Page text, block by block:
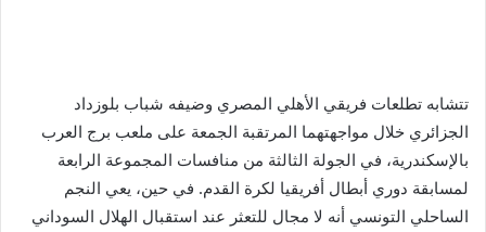
تتشابه تطلعات فريقي الأهلي المصري وضيفه شباب بلوزداد
الجزائري خلال مواجهتهما المرتقبة الجمعة على ملعب برج العرب
بالإسكندرية، في الجولة الثالثة من منافسات المجموعة الرابعة
لمسابقة دوري أبطال أفريقيا لكرة القدم. في حين، يعي النجم
الساحلي التونسي أنه لا مجال للتعثر عند استقبال الهلال السوداني